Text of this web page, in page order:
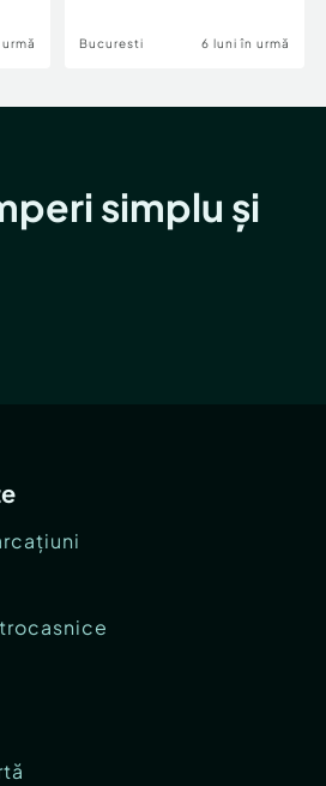
Bucuresti 6 luni în urmă
simplu și